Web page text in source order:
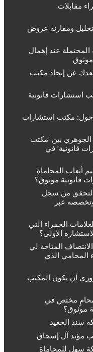
مقابلات
ومقارنة عروض
المحتملة عند إهمال
عن إيجاد مكتب
استشارات قانونية
حول: مكتب استشارات
الجوهري بين ‘مكتب
قانونية’ في
أتعاب المحاماة
قانونية موثوق؟
التحقق من سجل
عبر
الحمراء التي
الأولى؟
المتاحة لي
المحامي الذي
أن يكون المكتب
مختص في
موثوق؟
سند الجعيد
مؤيد آل إسحاق
سهل للمحاماة